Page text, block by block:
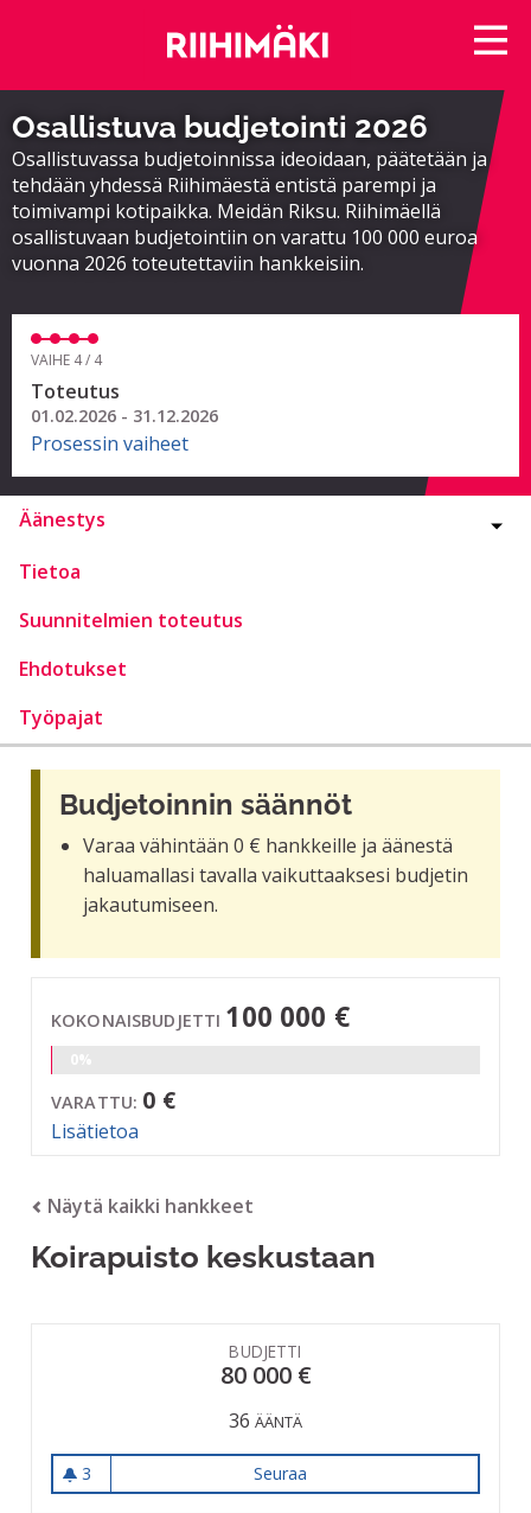
Osallistuva budjetointi 2026
Osallistuvassa budjetoinnissa ideoidaan, päätetään ja
tehdään yhdessä Riihimäestä entistä parempi ja
toimivampi kotipaikka. Meidän Riksu. Riihimäellä
osallistuvaan budjetointiin on varattu 100 000 euroa
vuonna 2026 toteutettaviin hankkeisiin.
VAIHE 4 / 4
Toteutus
01.02.2026 - 31.12.2026
Prosessin vaiheet
Äänestys
Tietoa
Suunnitelmien toteutus
Ehdotukset
Työpajat
Budjetoinnin säännöt
Varaa vähintään 0 € hankkeille ja äänestä
haluamallasi tavalla vaikuttaaksesi budjetin
jakautumiseen.
KOKONAISBUDJETTI 100 000 €
VARATTU: 0 €
Lisätietoa
Näytä kaikki hankkeet
Koirapuisto keskustaan
BUDJETTI
80 000 €
36 ÄÄNTÄ
3
3 seuraajaa
Seuraa